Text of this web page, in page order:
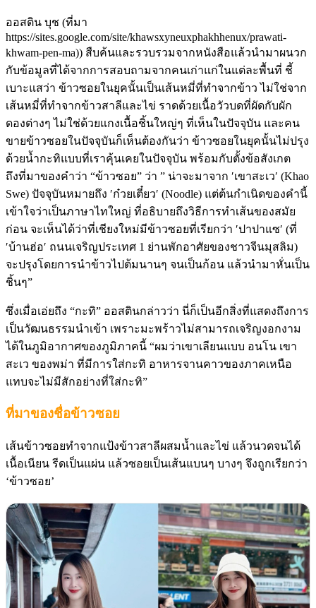
ออสติน บุช (ที่มา
https://sites.google.com/site/khawsxyneuxphakhhenux/prawati-
khwam-pen-ma)) สืบค้นและรวบรวมจากหนังสือแล้วนำมาผนวก
กับข้อมูลที่ได้จากการสอบถามจากคนเก่าแก่ในแต่ละพื้นที่ ชี้
เบาะแสว่า ข้าวซอยในยุคนั้นเป็นเส้นหมี่ที่ทำจากข้าว ไม่ใช่จาก
เส้นหมี่ที่ทำจากข้าวสาลีและไข่ ราดด้วยเนื้อวัวบดที่ผัดกับผัก
ดองต่างๆ ไม่ใช่ด้วยแกงเนื้อชิ้นใหญ่ๆ ที่เห็นในปัจจุบัน และคน
ขายข้าวซอยในปัจจุบันก็เห็นต้องกันว่า ข้าวซอยในยุคนั้นไม่ปรุง
ด้วยน้ำกะทิแบบที่เราคุ้นเคยในปัจจุบัน พร้อมกับตั้งข้อสังเกต
ถึงที่มาของคำว่า “ข้าวซอย” ว่า ” น่าจะมาจาก ′เขาสะเว′ (Khao
Swe) ปัจจุบันหมายถึง ′ก๋วยเตี๋ยว′ (Noodle) แต่ต้นกำเนิดของคำนี้
เข้าใจว่าเป็นภาษาไทใหญ่ ที่อธิบายถึงวิธีการทำเส้นของสมัย
ก่อน จะเห็นได้ว่าที่เชียงใหม่มีข้าวซอยที่เรียกว่า ′ปาปาแซ′ (ที่
′บ้านฮ่อ′ ถนนเจริญประเทศ 1 ย่านพักอาศัยของชาวจีนมุสลิม)
จะปรุงโดยการนำข้าวไปต้มนานๆ จนเป็นก้อน แล้วนำมาหั่นเป็น
ชิ้นๆ”
ซึ่งเมื่อเอ่ยถึง “กะทิ” ออสตินกล่าวว่า นี่ก็เป็นอีกสิ่งที่แสดงถึงการ
เป็นวัฒนธรรมนำเข้า เพราะมะพร้าวไม่สามารถเจริญงอกงาม
ได้ในภูมิอากาศของภูมิภาคนี้ “ผมว่าเขาเลียนแบบ อนโน เขา
สะเว ของพม่า ที่มีการใส่กะทิ อาหารจานคาวของภาคเหนือ
แทบจะไม่มีสักอย่างที่ใส่กะทิ”
ที่มาของชื่อข้าวซอย
เส้นข้าวซอยทำจากแป้งข้าวสาลีผสมน้ำและไข่ แล้วนวดจนได้
เนื้อเนียน รีดเป็นแผ่น แล้วซอยเป็นเส้นแบนๆ บางๆ จึงถูกเรียกว่า
‘ข้าวซอย’